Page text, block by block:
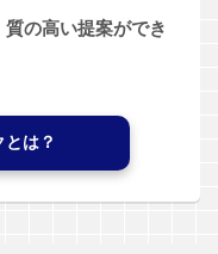
の高い提案ができ
は？